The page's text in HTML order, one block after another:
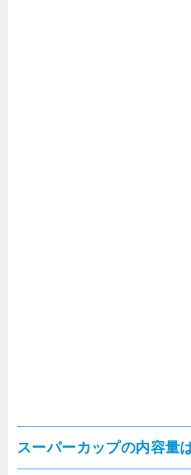
スーパーカップの内容量